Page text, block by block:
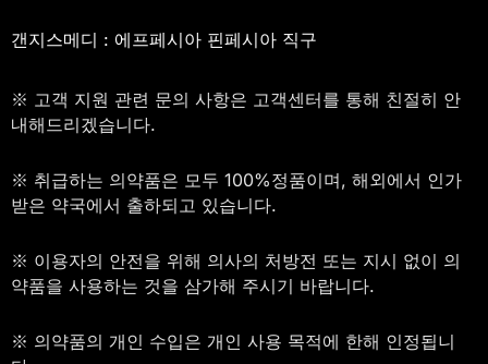
갠지스메디 : 에프페시아 핀페시아 직구
※ 고객 지원 관련 문의 사항은 고객센터를 통해 친절히 안
내해드리겠습니다.
※ 취급하는 의약품은 모두 100%정품이며, 해외에서 인가
받은 약국에서 출하되고 있습니다.
※ 이용자의 안전을 위해 의사의 처방전 또는 지시 없이 의
약품을 사용하는 것을 삼가해 주시기 바랍니다.
※ 의약품의 개인 수입은 개인 사용 목적에 한해 인정됩니